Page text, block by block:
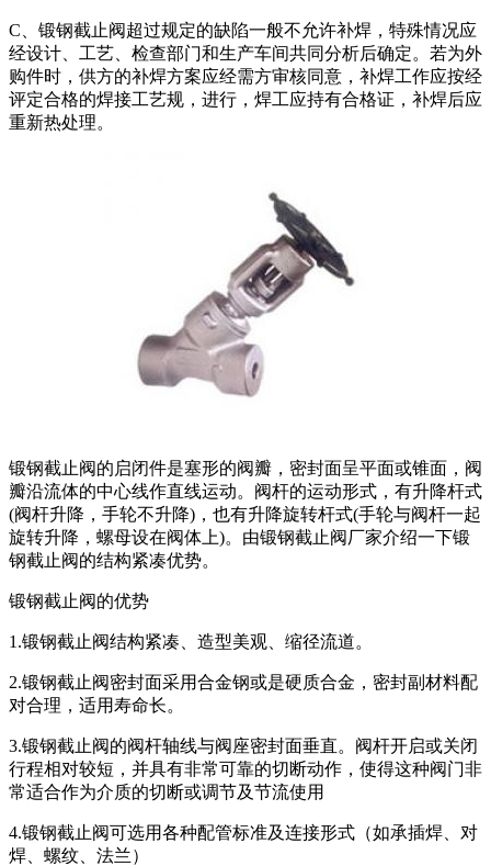
C、锻钢截止阀超过规定的缺陷一般不允许补焊，特殊情况应
经设计、工艺、检查部门和生产车间共同分析后确定。若为外
购件时，供方的补焊方案应经需方审核同意，补焊工作应按经
评定合格的焊接工艺规，进行，焊工应持有合格证，补焊后应
重新热处理。
锻钢截止阀的启闭件是塞形的阀瓣，密封面呈平面或锥面，阀
瓣沿流体的中心线作直线运动。阀杆的运动形式，有升降杆式
(阀杆升降，手轮不升降)，也有升降旋转杆式(手轮与阀杆一起
旋转升降，螺母设在阀体上)。由锻钢截止阀厂家介绍一下锻
钢截止阀的结构紧凑优势。
锻钢截止阀的优势
1.锻钢截止阀结构紧凑、造型美观、缩径流道。
2.锻钢截止阀密封面采用合金钢或是硬质合金，密封副材料配
对合理，适用寿命长。
3.锻钢截止阀的阀杆轴线与阀座密封面垂直。阀杆开启或关闭
行程相对较短，并具有非常可靠的切断动作，使得这种阀门非
常适合作为介质的切断或调节及节流使用
4.锻钢截止阀可选用各种配管标准及连接形式（如承插焊、对
焊、螺纹、法兰）